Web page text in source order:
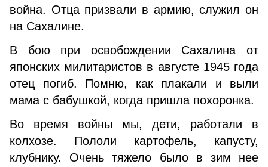
война. Отца призвали в армию, служил он
на Сахалине.
В бою при освобождении Сахалина от
японских милитаристов в августе 1945 года
отец погиб. Помню, как плакали и выли
мама с бабушкой, когда пришла похоронка.
Во время войны мы, дети, работали в
колхозе. Пололи картофель, капусту,
клубнику. Очень тяжело было в зим нее